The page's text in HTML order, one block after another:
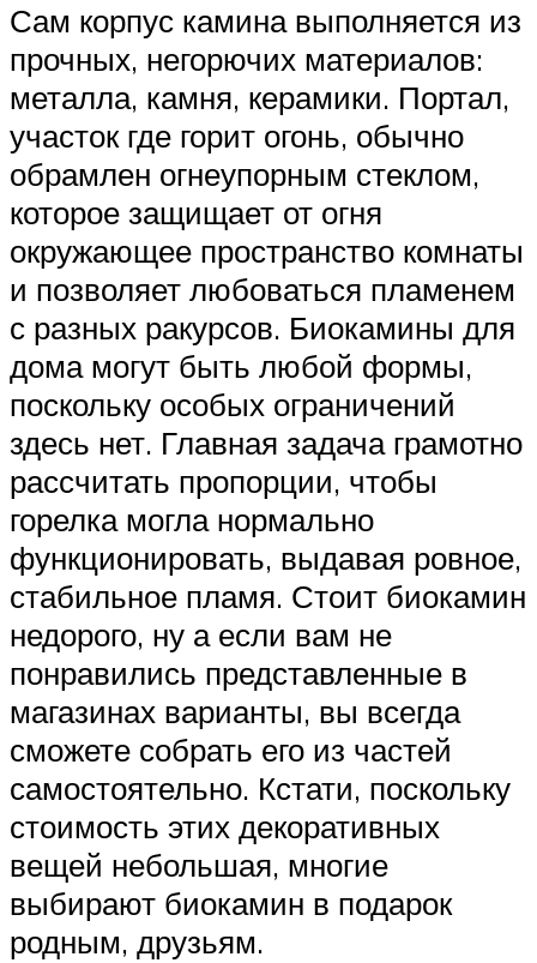
Сам корпус камина выполняется из
прочных, негорючих материалов:
металла, камня, керамики. Портал,
участок где горит огонь, обычно
обрамлен огнеупорным стеклом,
которое защищает от огня
окружающее пространство комнаты
и позволяет любоваться пламенем
с разных ракурсов. Биокамины для
дома могут быть любой формы,
поскольку особых ограничений
здесь нет. Главная задача грамотно
рассчитать пропорции, чтобы
горелка могла нормально
функционировать, выдавая ровное,
стабильное пламя. Стоит биокамин
недорого, ну а если вам не
понравились представленные в
магазинах варианты, вы всегда
сможете собрать его из частей
самостоятельно. Кстати, поскольку
стоимость этих декоративных
вещей небольшая, многие
выбирают биокамин в подарок
родным, друзьям.